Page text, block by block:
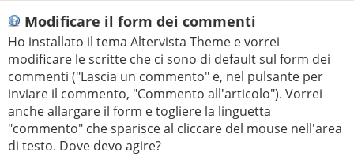
Modificare il form dei commenti
Ho installato il tema Altervista Theme e vorrei
modificare le scritte che ci sono di default sul form dei
commenti ("Lascia un commento" e, nel pulsante per
inviare il commento, "Commento all'articolo"). Vorrei
anche allargare il form e togliere la linguetta
"commento" che sparisce al cliccare del mouse nell'area
di testo. Dove devo agire?